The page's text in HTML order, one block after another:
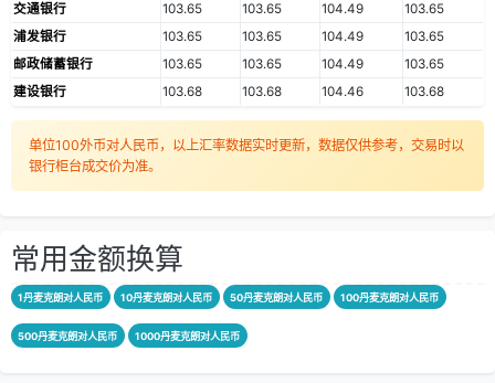
交通银行
103.65 103.65 104.49
103.65
浦发银行
103.65 103.65 104.49
103.65
邮政储蓄银行
103.65 103.65 104.49
103.65
建设银行
103.68 103.68 104.46 103.68
单位100外币对人民币，以上汇率数据实时更新，数据仅供参考，交易时以
银行柜台成交价为准。
常用金额换算
1丹麦克朗对人民币 10丹麦克朗对人民币 50丹麦克朗对人民币 100丹麦克朗对人民币
500丹麦克朗对人民币 1000丹麦克朗对人民币